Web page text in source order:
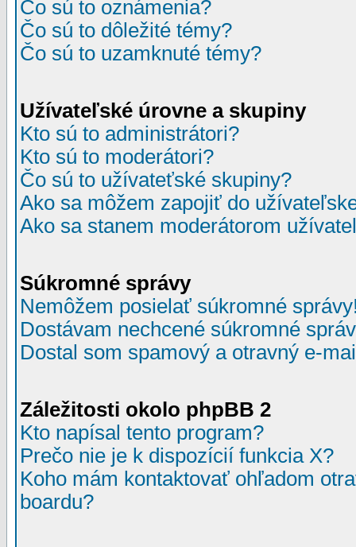
Čo sú to oznámenia?
Čo sú to dôležité témy?
Čo sú to uzamknuté témy?
Užívateľské úrovne a skupiny
Kto sú to administrátori?
Kto sú to moderátori?
Čo sú to užívateťské skupiny?
Ako sa môžem zapojiť do
Ako sa stanem moderátorom
Súkromné správy
Nemôžem posielať súkromné
Dostávam nechcené súkromné
Dostal som spamový a otravný e-
Záležitosti okolo phpBB 2
Kto napísal tento program?
Prečo nie je k dispozícií funkcia X?
Koho mám kontaktovať ohľadom
boardu?